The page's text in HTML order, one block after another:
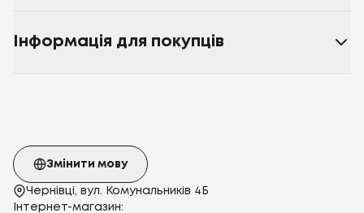
Інформація для покупців
Чернівці, вул. Комунальників 4Б
Інтернет-магазин:
Змінити мову